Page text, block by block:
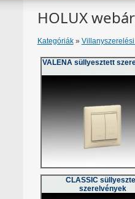
HOLUX
Kategóriák»
VALENA süllyesztett
CLASSIC
szerelvények